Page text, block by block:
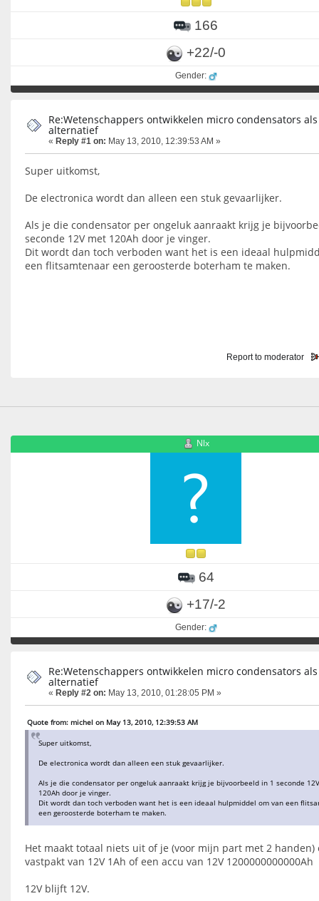
166
+22/-0
Gender:
Re:Wetenschappers ontwikkelen micro condensators
alternatief
« Reply #1 on: May 13, 2010, 12:39:53 AM »
Super uitkomst,
De electronica wordt dan alleen een stuk gevaarlijker.
Als je die condensator per ongeluk aanraakt krijg je
seconde 12V met 120Ah door je vinger.
Dit wordt dan toch verboden want het is een ideaal
een flitsamtenaar een geroosterde boterham te maken.
Report to moderator
Nlx
64
+17/-2
Gender:
Re:Wetenschappers ontwikkelen micro condensators
alternatief
« Reply #2 on: May 13, 2010, 01:28:05 PM »
Quote from: michel on May 13, 2010, 12:39:53 AM
Super uitkomst,
De electronica wordt dan alleen een stuk gevaarlijker.
Als je die condensator per ongeluk aanraakt krijg je bijvoorbeeld in 1 seconde
120Ah door je vinger.
Dit wordt dan toch verboden want het is een ideaal hulpmiddel om van een
een geroosterde boterham te maken.
Het maakt totaal niets uit of je (voor mijn part met 2 handen)
vastpakt van 12V 1Ah of een accu van 12V 1200000000000Ah
12V blijft 12V.